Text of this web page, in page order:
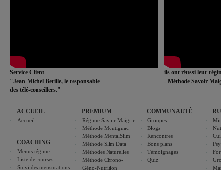
Service Client
"Jean-Michel Berille, le responsable
des télé-conseillers."
ils ont réussi leur
- Méthode Savoir
ACCUEIL
Accueil
COACHING
Menus régime
Liste de courses
Suivi des mensurations
PREMIUM
Régime Savoir Maigrir
Méthode Montignac
Méthode MentalSlim
Méthode Slim Data
Méthodes Naturelles
Méthode Chrono-
Géno-Nutrition
COMMUNAUTÉ
Groupes
Blogs
Rencontres
Bons plans
Témoignages
Quiz